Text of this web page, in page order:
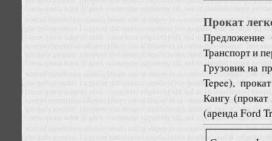
Прокат
Предложение
Транспорт и
Грузовик на
Tepee),
Кангу
(аренда Ford